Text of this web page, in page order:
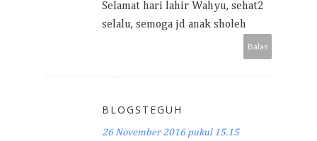
Selamat hari lahir Wahyu, sehat2
selalu, semoga jd anak sholeh
Balas
BLOGSTEGUH
26 November 2016 pukul 15.15